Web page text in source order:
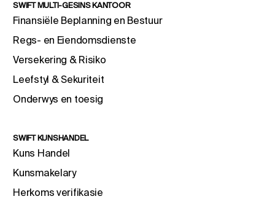
SWIFT MULTI-GESINS KANTOOR
Finansiële Beplanning en Bestuur
Regs- en Eiendomsdienste
Versekering & Risiko
Leefstyl & Sekuriteit
Onderwys en toesig
SWIFT KUNSHANDEL
Kuns Handel
Kunsmakelary
Herkoms verifikasie